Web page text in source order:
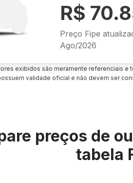
R$
Preço Fipe
Ago/2026
exibidos são meramente referenciais e
validade oficial e não devem ser
preços de
tabela